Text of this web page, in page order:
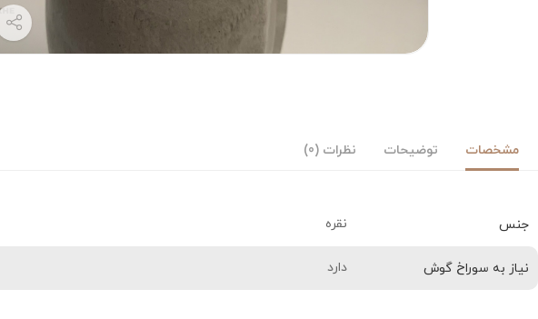
مشخصات توضیحات نظرات (0)
جنس نقره
نیاز به سوراخ گوش دارد